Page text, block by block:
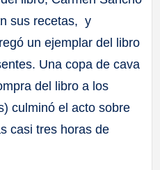
sus recetas, y
un ejemplar del libro
Una copa de cava
del libro a los
culminó el acto sobre
casi tres horas de